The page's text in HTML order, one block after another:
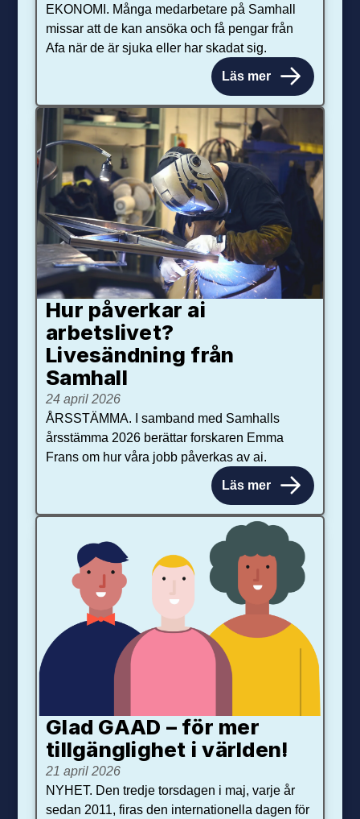
EKONOMI. Många medarbetare på Samhall
missar att de kan ansöka och få pengar från
Afa när de är sjuka eller har skadat sig.
Läs mer
Hur påverkar ai
arbetslivet?
Livesändning från
Samhall
24 april 2026
ÅRSSTÄMMA. I samband med Samhalls
årsstämma 2026 berättar forskaren Emma
Frans om hur våra jobb påverkas av ai.
Läs mer
Glad GAAD – för mer
tillgänglighet i världen!
21 april 2026
NYHET. Den tredje torsdagen i maj, varje år
sedan 2011, firas den internationella dagen för